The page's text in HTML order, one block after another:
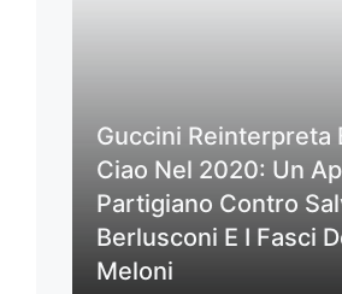
Guccini Reinterpreta
Ciao Nel 2020: Un
Partigiano Contro
Berlusconi E I Fasci
Meloni